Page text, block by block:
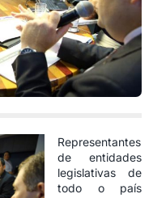
Representantes
de entidades
legislativas de
todo o país